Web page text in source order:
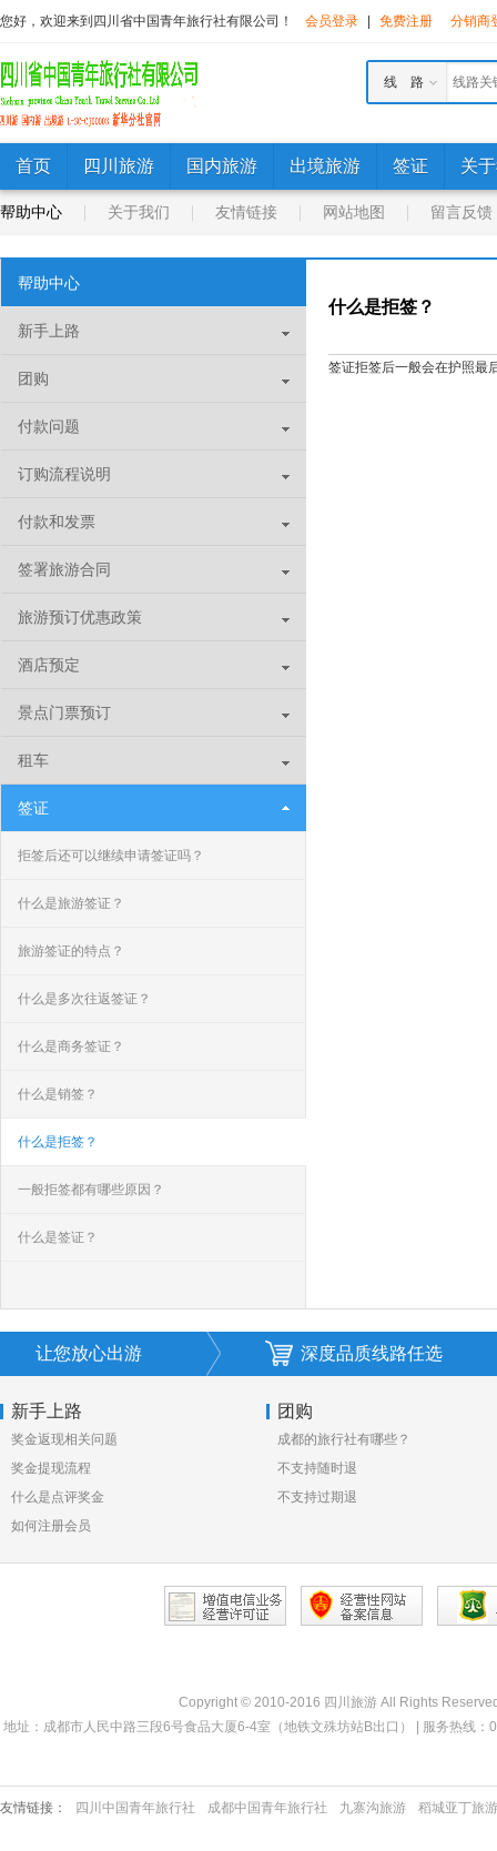
您好，欢迎来到四川省中国青年旅行社有限公司！ 会员登录 免费注册 分销商
线 路
首页 四川旅游 国内旅游 出境旅游 签证 关
帮助中心 关于我们 友情链接 网站地图 留言反馈
帮助中心
新手上路
团购
付款问题
订购流程说明
付款和发票
签署旅游合同
旅游预订优惠政策
酒店预定
景点门票预订
租车
签证
拒签后还可以继续申请签证吗？
什么是旅游签证？
旅游签证的特点？
什么是多次往返签证？
什么是商务签证？
什么是销签？
什么是拒签？
一般拒签都有哪些原因？
什么是签证？
什么是拒签？
签证拒签后一般会在护照最
让您放心出游 深度品质线路任选
新手上路
奖金返现相关问题
奖金提现流程
什么是点评奖金
如何注册会员
团购
成都的旅行社有哪些？
不支持随时退
不支持过期退
Copyright © 2010-2016 四川旅游 All Rights
地址：成都市人民中路三段6号食品大厦6-4室（地铁文殊坊站B出口） | 服务热
友情链接： 四川中国青年旅行社 成都中国青年旅行社 九寨沟旅游 稻城亚丁旅游